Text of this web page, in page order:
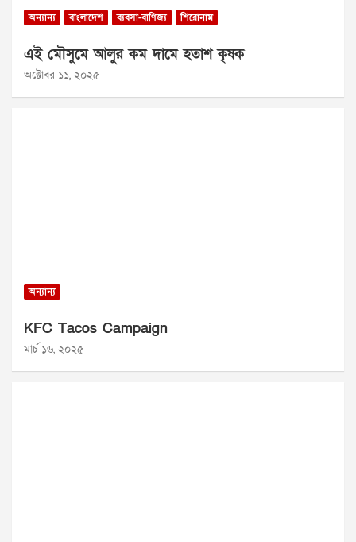
অন্যান্য বাংলাদেশ ব্যবসা-বাণিজ্য শিরোনাম
এই মৌসুমে আলুর কম দামে হতাশ কৃষক
অক্টোবর ১১, ২০২৫
অন্যান্য
KFC Tacos Campaign
মার্চ ১৬, ২০২৫